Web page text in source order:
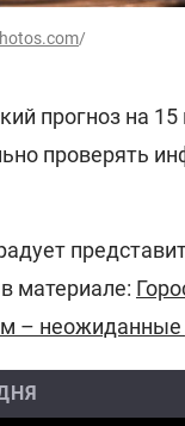
/
прогноз на
проверять
материале:
–